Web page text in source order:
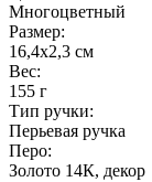
Многоцветный
Размер:
16,4х2,3 см
Вес:
155 г
Тип ручки:
Перьевая ручка
Перо:
Золото 14К, декор